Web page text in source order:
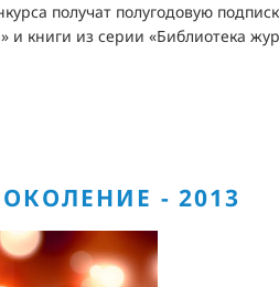
получат полугодовую
и книги из серии «Библиотека
- 2013